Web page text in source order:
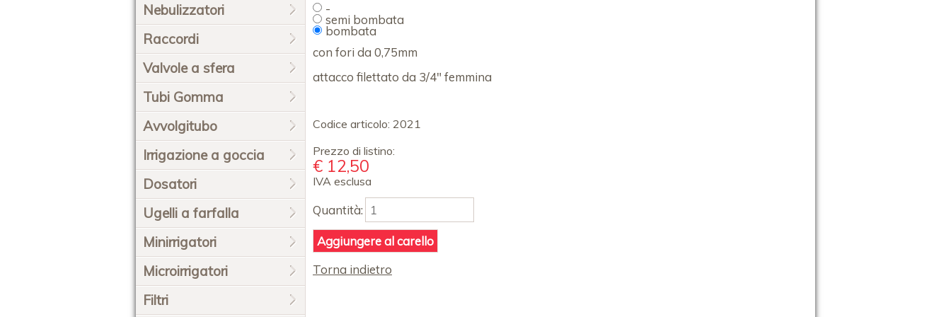
-
semi bombata
bombata
con fori da 0,75mm
attacco filettato da 3/4" femmina
Codice articolo: 2021
Prezzo di listino:
€ 12,50
IVA esclusa
Quantità:
Torna indietro
Nebulizzatori
Raccordi
Valvole a sfera
Tubi Gomma
Avvolgitubo
Irrigazione a goccia
Dosatori
Ugelli a farfalla
Minirrigatori
Microirrigatori
Filtri